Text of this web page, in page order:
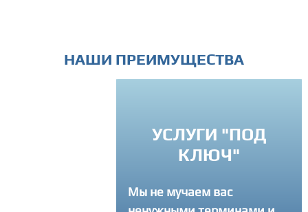
НАШИ ПРЕИМУЩЕСТВА
УСЛУГИ "ПОД
КЛЮЧ"
Мы не мучаем вас